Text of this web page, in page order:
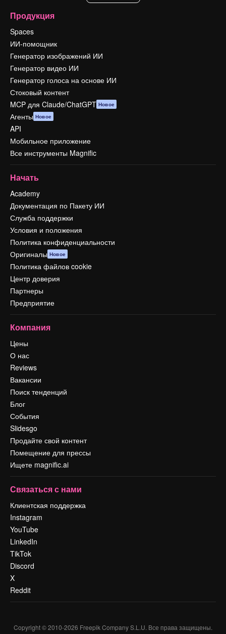
Продукция
Spaces
ИИ-помощник
Генератор изображений ИИ
Генератор видео ИИ
Генератор голоса на основе ИИ
Стоковый контент
MCP для Claude/ChatGPT Новое
Агенты Новое
API
Мобильное приложение
Все инструменты Magnific
Начать
Academy
Документация по Пакету ИИ
Служба поддержки
Условия и положения
Политика конфиденциальности
Оригиналы Новое
Политика файлов cookie
Центр доверия
Партнеры
Предприятие
Компания
Цены
О нас
Reviews
Вакансии
Поиск тенденций
Блог
События
Slidesgo
Продайте свой контент
Помещение для прессы
Ищете magnific.ai
Связаться с нами
Клиентская поддержка
Instagram
YouTube
LinkedIn
TikTok
Discord
X
Reddit
Copyright © 2010-2026 Freepik Company S.L.U. Все права защищены.